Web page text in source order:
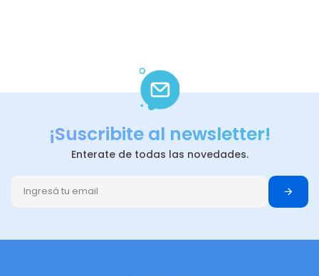
¡Suscribite al newsletter!
Enterate de todas las novedades.